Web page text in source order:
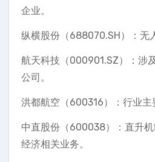
企业。
纵横股份（688070.SH）：无
航天科技（000901.SZ）：涉
公司。
洪都航空（600316）：行业主
中直股份（600038）：直升
经济相关业务。